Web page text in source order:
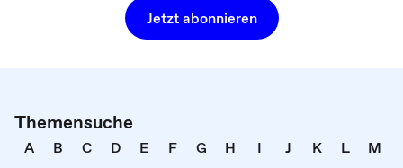
Jetzt abonnieren
Themensuche
A B C D E F G H I J K L
M